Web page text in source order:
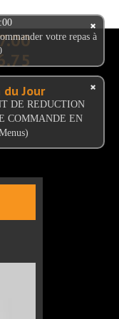
votre repas à
Jour
DE REDUCTION
COMMANDE EN